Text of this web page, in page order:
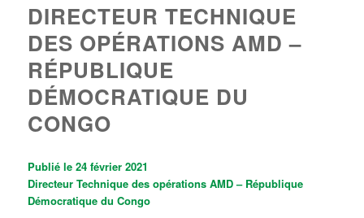
DIRECTEUR TECHNIQUE
DES OPÉRATIONS AMD –
RÉPUBLIQUE
DÉMOCRATIQUE DU
CONGO
Publié le 24 février 2021
Directeur Technique des opérations AMD – République
Démocratique du Congo